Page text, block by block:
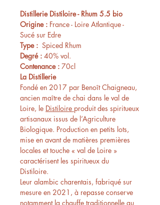
Distillerie Distiloire - Rhum 5.5 bio
Origine : France - Loire Atlantique -
Sucé sur Edre
Type : Spiced Rhum
Degré : 40% vol.
Contenance : 70cl
La Distillerie
Fondé en 2017 par Benoît Chaigneau,
ancien maître de chai dans le val de
Loire, le Distiloire produit des spiritueux
artisanaux issus de l’Agriculture
Biologique. Production en petits lots,
mise en avant de matières premières
locales et touche « val de Loire »
caractérisent les spiritueux du
Distiloire.
Leur alambic charentais, fabriqué sur
mesure en 2021, à repasse conserve
notamment la chauffe traditionnelle au